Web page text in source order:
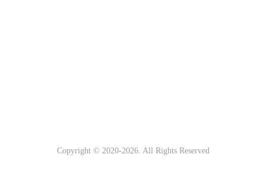
Copyright © 2020-2026. All Rights Reserved